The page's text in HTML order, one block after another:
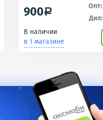
900a Опт:
Дил:
В наличии
в 1 магазине